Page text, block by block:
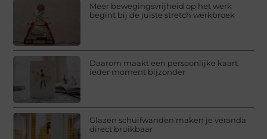
Meer bewegingsvrijheid op het werk
begint bij de juiste stretch werkbroek
Daarom maakt een persoonlijke kaart
ieder moment bijzonder
Glazen schuifwanden maken je veranda
direct bruikbaar